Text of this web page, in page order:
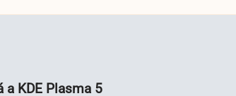
a KDE Plasma 5